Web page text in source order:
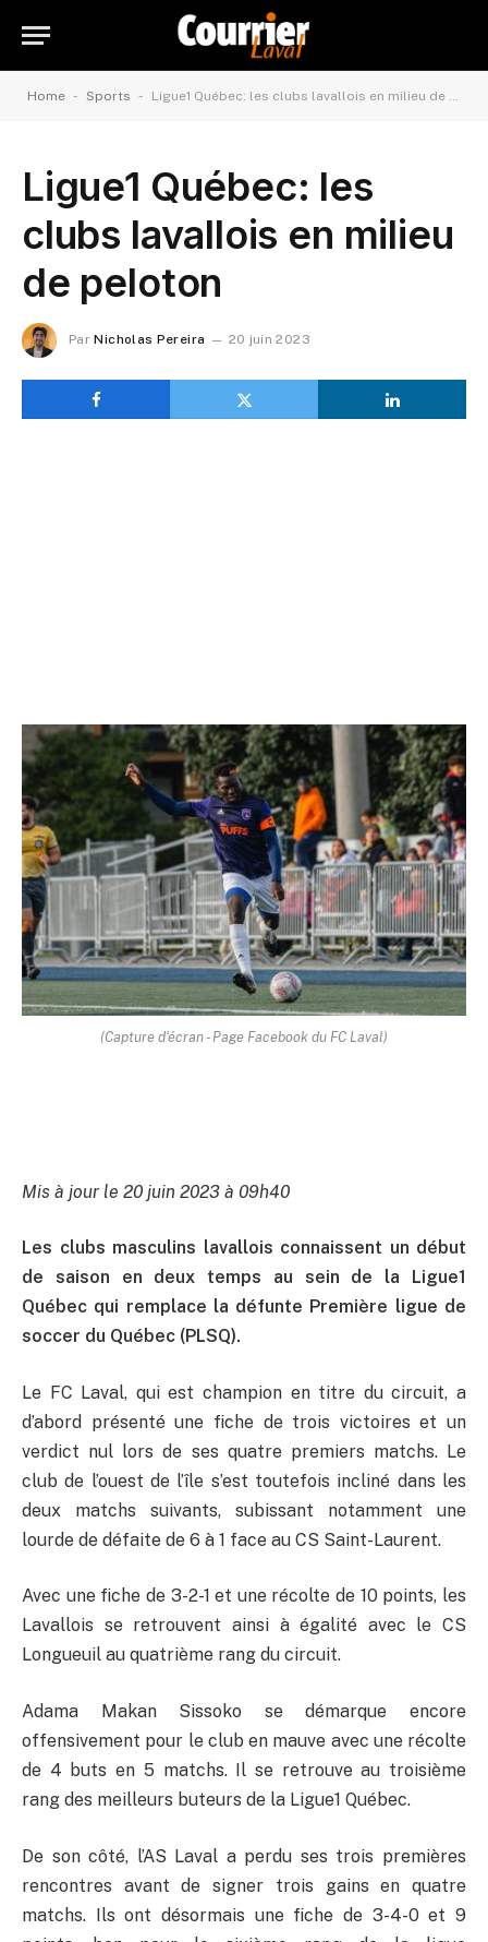
Home - Sports - Ligue1 Québec: les clubs lavallois en milieu de peloton
Ligue1 Québec: les
clubs lavallois en milieu
de peloton
Par Nicholas Pereira 20 juin 2023
(Capture d'écran - Page Facebook du FC Laval)
Mis à jour le 20 juin 2023 à 09h40
Les clubs masculins lavallois connaissent un début
de saison en deux temps au sein de la Ligue1
Québec qui remplace la défunte Première ligue de
soccer du Québec (PLSQ).
Le FC Laval, qui est champion en titre du circuit, a
d’abord présenté une fiche de trois victoires et un
verdict nul lors de ses quatre premiers matchs. Le
club de l’ouest de l’île s’est toutefois incliné dans les
deux matchs suivants, subissant notamment une
lourde de défaite de 6 à 1 face au CS Saint-Laurent.
Avec une fiche de 3-2-1 et une récolte de 10 points, les
Lavallois se retrouvent ainsi à égalité avec le CS
Longueuil au quatrième rang du circuit.
Adama Makan Sissoko se démarque encore
offensivement pour le club en mauve avec une récolte
de 4 buts en 5 matchs. Il se retrouve au troisième
rang des meilleurs buteurs de la Ligue1 Québec.
De son côté, l’AS Laval a perdu ses trois premières
rencontres avant de signer trois gains en quatre
matchs. Ils ont désormais une fiche de 3-4-0 et 9